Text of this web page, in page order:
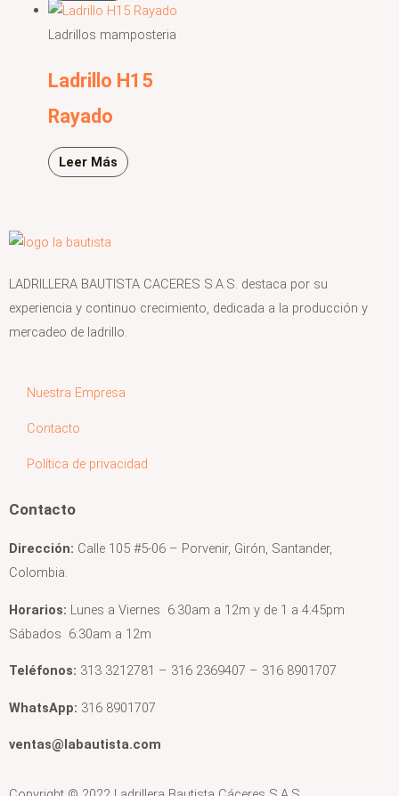
Ladrillos mamposteria
Ladrillo H15
Rayado
Leer Más
LADRILLERA BAUTISTA CACERES S.A.S. destaca por su
experiencia y continuo crecimiento, dedicada a la producción y
mercadeo de ladrillo.
Nuestra Empresa
Contacto
Política de privacidad
Contacto
Dirección: Calle 105 #5-06 – Porvenir, Girón, Santander,
Colombia.
Horarios: Lunes a Viernes 6:30am a 12m y de 1 a 4:45pm
Sábados 6:30am a 12m
Teléfonos: 313 3212781 – 316 2369407 – 316 8901707
WhatsApp: 316 8901707
ventas@labautista.com